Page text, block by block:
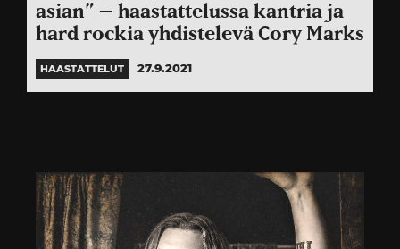
asian” – haastattelussa kantria ja
hard rockia yhdistelevä Cory Marks
HAASTATTELUT 27.9.2021